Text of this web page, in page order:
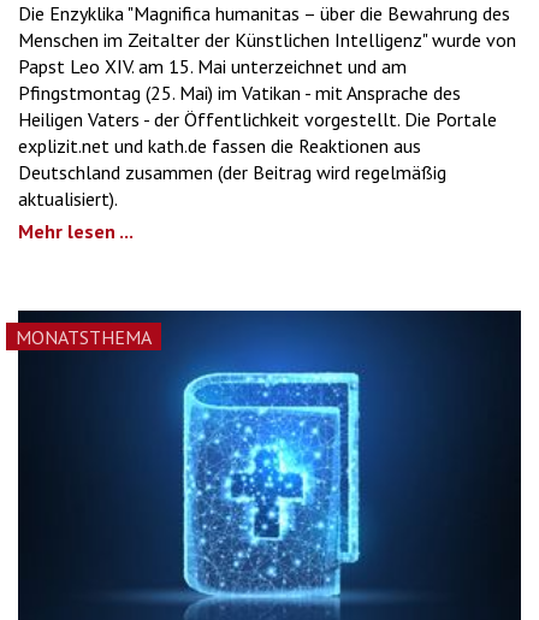
Die Enzyklika "Magnifica humanitas – über die Bewahrung des
Menschen im Zeitalter der Künstlichen Intelligenz" wurde von
Papst Leo XIV. am 15. Mai unterzeichnet und am
Pfingstmontag (25. Mai) im Vatikan - mit Ansprache des
Heiligen Vaters - der Öffentlichkeit vorgestellt. Die Portale
explizit.net und kath.de fassen die Reaktionen aus
Deutschland zusammen (der Beitrag wird regelmäßig
aktualisiert).
Mehr lesen ...
MONATSTHEMA